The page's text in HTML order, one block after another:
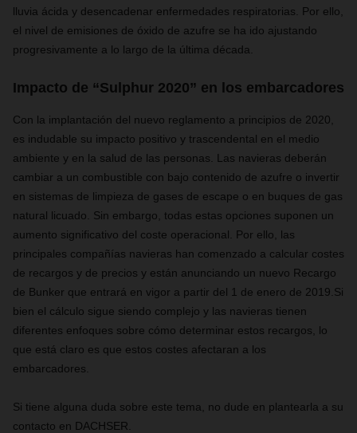
lluvia ácida y desencadenar enfermedades respiratorias. Por ello,
el nivel de emisiones de óxido de azufre se ha ido ajustando
progresivamente a lo largo de la última década.
Impacto de “Sulphur 2020” en los embarcadores
Con la implantación del nuevo reglamento a principios de 2020,
es indudable su impacto positivo y trascendental en el medio
ambiente y en la salud de las personas. Las navieras deberán
cambiar a un combustible con bajo contenido de azufre o invertir
en sistemas de limpieza de gases de escape o en buques de gas
natural licuado. Sin embargo, todas estas opciones suponen un
aumento significativo del coste operacional. Por ello, las
principales compañías navieras han comenzado a calcular costes
de recargos y de precios y están anunciando un nuevo Recargo
de Bunker que entrará en vigor a partir del 1 de enero de 2019.Si
bien el cálculo sigue siendo complejo y las navieras tienen
diferentes enfoques sobre cómo determinar estos recargos, lo
que está claro es que estos costes afectaran a los
embarcadores.
Si tiene alguna duda sobre este tema, no dude en plantearla a su
contacto en DACHSER.